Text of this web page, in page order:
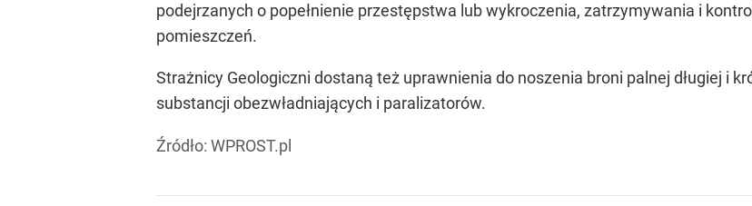
podejrzanych o popełnienie przestępstwa lub wykroczenia, zatrzymywania i
pomieszczeń.
Strażnicy Geologiczni dostaną też uprawnienia do noszenia broni palnej długiej i
substancji obezwładniających i paralizatorów.
Źródło: WPROST.pl